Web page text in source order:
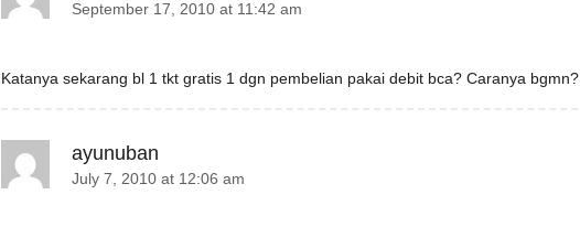
September 17, 2010 at 11:42 am
Katanya sekarang bl 1 tkt gratis 1 dgn pembelian pakai debit bca? Caranya bgmn?
ayunuban
July 7, 2010 at 12:06 am